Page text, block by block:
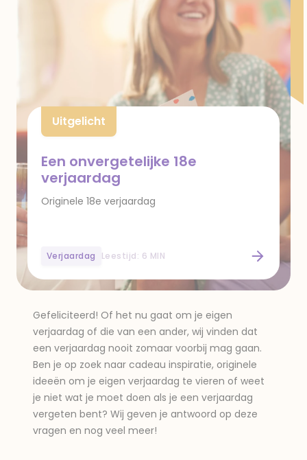
Uitgelicht
Een onvergetelijke 18e
verjaardag
Originele 18e verjaardag
Verjaardag Leestijd: 6 MIN
Gefeliciteerd! Of het nu gaat om je eigen
verjaardag of die van een ander, wij vinden dat
een verjaardag nooit zomaar voorbij mag gaan.
Ben je op zoek naar cadeau inspiratie, originele
ideeën om je eigen verjaardag te vieren of weet
je niet wat je moet doen als je een verjaardag
vergeten bent? Wij geven je antwoord op deze
vragen en nog veel meer!